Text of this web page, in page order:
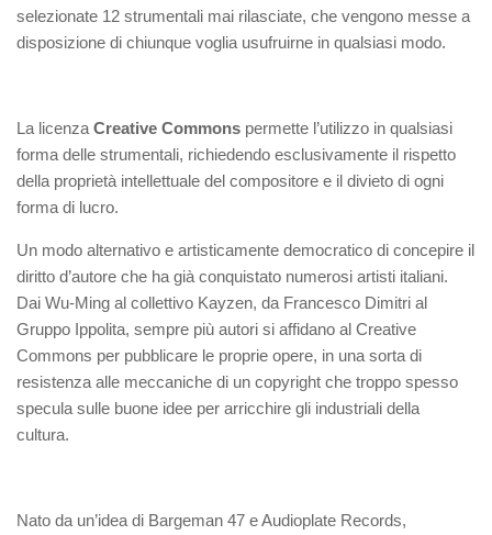
selezionate 12 strumentali mai rilasciate, che vengono messe a
disposizione di chiunque voglia usufruirne in qualsiasi modo.
La licenza Creative Commons permette l’utilizzo in qualsiasi
forma delle strumentali, richiedendo esclusivamente il rispetto
della proprietà intellettuale del compositore e il divieto di ogni
forma di lucro.
Un modo alternativo e artisticamente democratico di concepire il
diritto d’autore che ha già conquistato numerosi artisti italiani.
Dai Wu-Ming al collettivo Kayzen, da Francesco Dimitri al
Gruppo Ippolita, sempre più autori si affidano al Creative
Commons per pubblicare le proprie opere, in una sorta di
resistenza alle meccaniche di un copyright che troppo spesso
specula sulle buone idee per arricchire gli industriali della
cultura.
Nato da un’idea di Bargeman 47 e Audioplate Records,